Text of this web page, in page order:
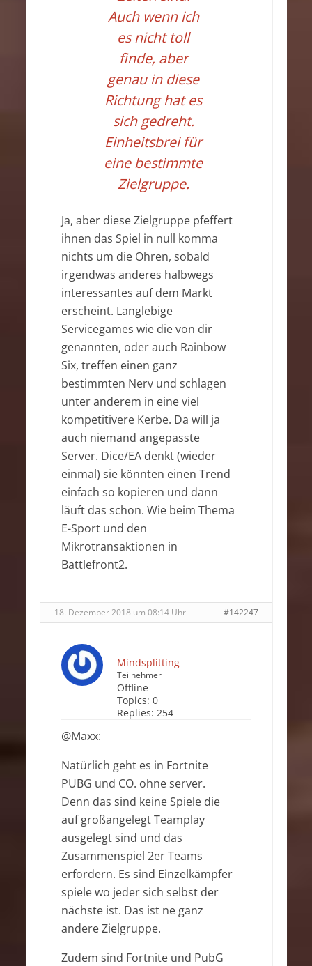
Auch wenn ich
es nicht toll
finde, aber
genau in diese
Richtung hat es
sich gedreht.
Einheitsbrei für
eine bestimmte
Zielgruppe.
Ja, aber diese Zielgruppe pfeffert
ihnen das Spiel in null komma
nichts um die Ohren, sobald
irgendwas anderes halbwegs
interessantes auf dem Markt
erscheint. Langlebige
Servicegames wie die von dir
genannten, oder auch Rainbow
Six, treffen einen ganz
bestimmten Nerv und schlagen
unter anderem in eine viel
kompetitivere Kerbe. Da will ja
auch niemand angepasste
Server. Dice/EA denkt (wieder
einmal) sie könnten einen Trend
einfach so kopieren und dann
läuft das schon. Wie beim Thema
E-Sport und den
Mikrotransaktionen in
Battlefront2.
18. Dezember 2018 um 08:14 Uhr #142247
Mindsplitting
Teilnehmer
Offline
Topics: 0
Replies: 254
@Maxx:
Natürlich geht es in Fortnite
PUBG und CO. ohne server.
Denn das sind keine Spiele die
auf großangelegt Teamplay
ausgelegt sind und das
Zusammenspiel 2er Teams
erfordern. Es sind Einzelkämpfer
spiele wo jeder sich selbst der
nächste ist. Das ist ne ganz
andere Zielgruppe.
Zudem sind Fortnite und PubG